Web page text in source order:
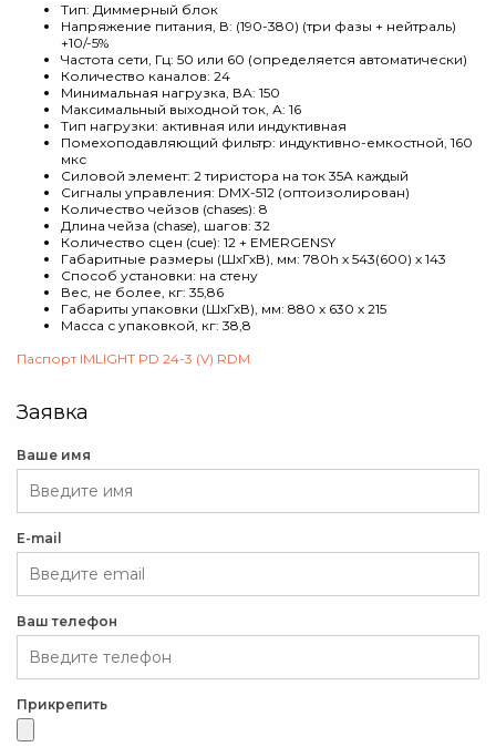
Тип: Диммерный блок
Напряжение питания, В: (190-380) (три фазы + нейтраль)
+10/-5%
Частота сети, Гц: 50 или 60 (определяется автоматически)
Количество каналов: 24
Минимальная нагрузка, ВА: 150
Максимальный выходной ток, А: 16
Тип нагрузки: активная или индуктивная
Помехоподавляющий фильтр: индуктивно-емкостной, 160
мкс
Силовой элемент: 2 тиристора на ток 35А каждый
Сигналы управления: DMX-512 (оптоизолирован)
Количество чейзов (chases): 8
Длина чейза (chase), шагов: 32
Количество сцен (cue): 12 + EMERGENSY
Габаритные размеры (ШхГхВ), мм: 780h х 543(600) х 143
Способ установки: на стену
Вес, не более, кг: 35,86
Габариты упаковки (ШхГхВ), мм: 880 х 630 х 215
Масса с упаковкой, кг: 38,8
Паспорт IMLIGHT PD 24-3 (V) RDM
Заявка
Ваше имя
E-mail
Ваш телефон
Прикрепить